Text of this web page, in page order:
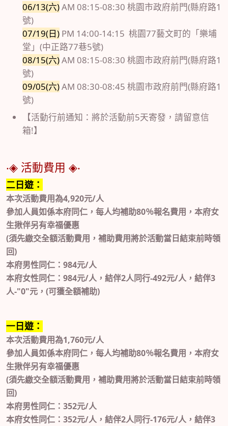
06/13(六)AM 08:15-08:30 桃園市政府前門(縣府路1
號)
07/19(日) PM 14:00-14:15 桃園77藝文町的「樂埔
堂」(中正路77巷5號)
08/15(六)AM 08:15-08:30 桃園市政府前門(縣府路1
號)
09/05(六)AM 08:30-08:45 桃園市政府前門(縣府路1
號)
【活動行前通知：將於活動前5天寄發，請留意信
箱!】
‧◈ 活動費用 ◈‧
二日遊：
本次活動費用為4,920元/人
參加人員如係本府同仁，每人均補助80％報名費用，本府女
生揪伴另有幸福優惠
(須先繳交全額活動費用，補助費用將於活動當日結束前時領
回)
本府男性同仁：984元/人
本府女性同仁：984元/人，結伴2人同行-492元/人，結伴3
人-"0"元，(可獲全額補助)
一日遊：
本次活動費用為1,760元/人
參加人員如係本府同仁，每人均補助80％報名費用，本府女
生揪伴另有幸福優惠
(須先繳交全額活動費用，補助費用將於活動當日結束前時領
回)
本府男性同仁：352元/人
本府女性同仁：352元/人，結伴2人同行-176元/人，結伴3